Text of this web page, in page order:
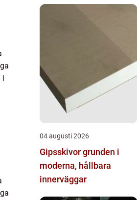
i
04 augusti 2026
Gipsskivor grunden i
moderna, hållbara
innerväggar